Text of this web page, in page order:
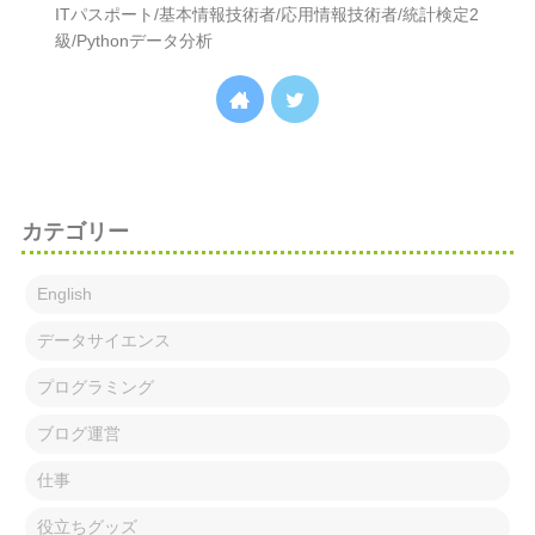
ITパスポート/基本情報技術者/応用情報技術者/統計検定2
級/Pythonデータ分析
カテゴリー
English
データサイエンス
プログラミング
ブログ運営
仕事
役立ちグッズ